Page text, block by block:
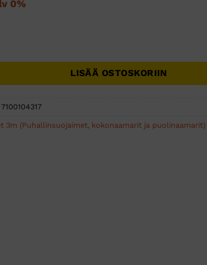
0%
LISÄÄ OSTOSKORIIN
7100104317
3m (Puhallinsuojaimet, kokonaamarit ja puolinaamarit)